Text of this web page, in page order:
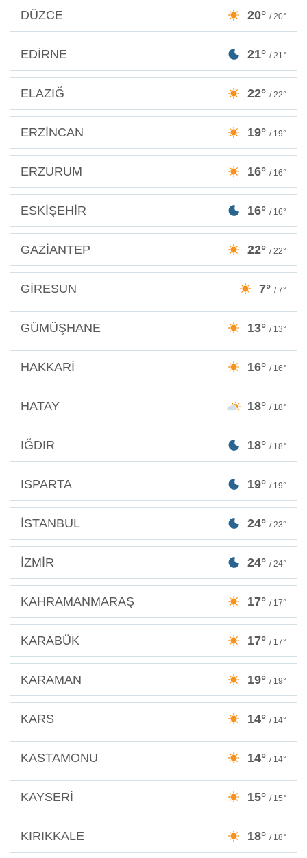
DÜZCE 20° / 20°
EDİRNE 21° / 21°
ELAZIĞ 22° / 22°
ERZİNCAN 19° / 19°
ERZURUM 16° / 16°
ESKİŞEHİR 16° / 16°
GAZİANTEP 22° / 22°
GİRESUN 7° / 7°
GÜMÜŞHANE 13° / 13°
HAKKARİ 16° / 16°
HATAY 18° / 18°
IĞDIR 18° / 18°
ISPARTA 19° / 19°
İSTANBUL 24° / 23°
İZMİR 24° / 24°
KAHRAMANMARAŞ 17° / 17°
KARABÜK 17° / 17°
KARAMAN 19° / 19°
KARS 14° / 14°
KASTAMONU 14° / 14°
KAYSERİ 15° / 15°
KIRIKKALE 18° / 18°